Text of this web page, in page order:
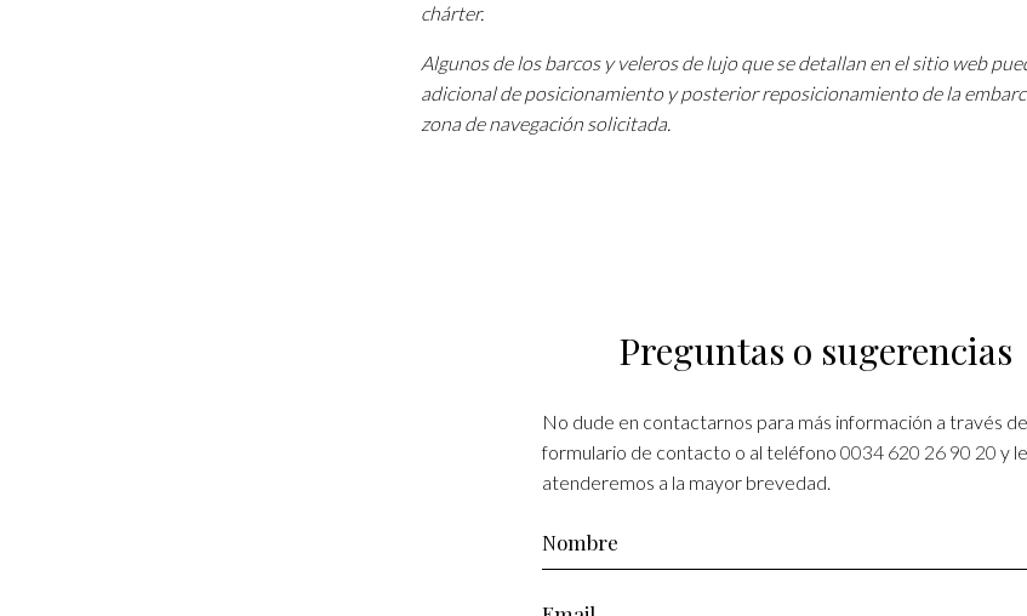
chárter.
Algunos de los barcos y veleros de lujo que se detallan en el sitio web
adicional de posicionamiento y posterior reposicionamiento de la
zona de navegación solicitada.
Preguntas o sugerencias
No dude en contactarnos para más información a través
formulario de contacto o al teléfono 0034 620 26 90 20 y le
atenderemos a la mayor brevedad.